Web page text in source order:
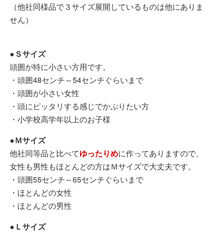
（他社同様品で３サイズ展開しているものは他にありま
せん）
●Ｓサイズ
頭囲が特に小さい方用です。
・頭囲48センチ～54センチぐらいまで
・頭囲が小さい女性
・頭にピッタリする感じでかぶりたい方
・小学校高学年以上のお子様
●Ｍサイズ
他社同等品と比べてゆったりめに作ってありますので、
女性も男性もほとんどの方はＭサイズで大丈夫です。
・頭囲55センチ～65センチぐらいまで
・ほとんどの女性
・ほとんどの男性
●Ｌサイズ